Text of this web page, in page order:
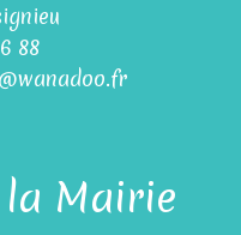
88
Mairie